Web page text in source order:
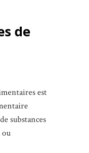
de
est
substances